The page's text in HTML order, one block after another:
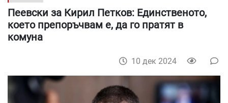
Пеевски за Кирил Петков: Единственото,
което препоръчвам е, да го пратят в
комуна
10 дек 2024